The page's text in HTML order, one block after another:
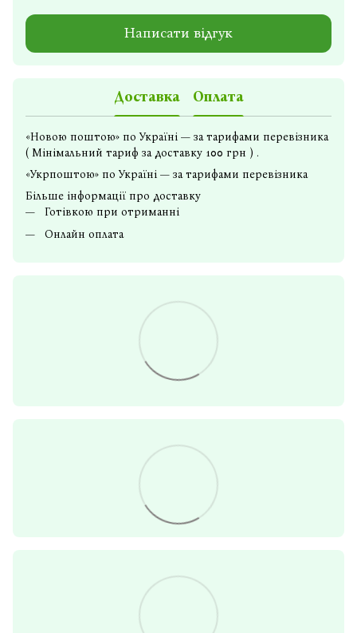
Написати відгук
Доставка Оплата
«Новою поштою» по Україні — за тарифами перевізника
( Мінімальний тариф за доставку 100 грн ) .
«Укрпоштою» по Україні — за тарифами перевізника
Більше інформації про доставку
Готівкою при отриманні
Онлайн оплата